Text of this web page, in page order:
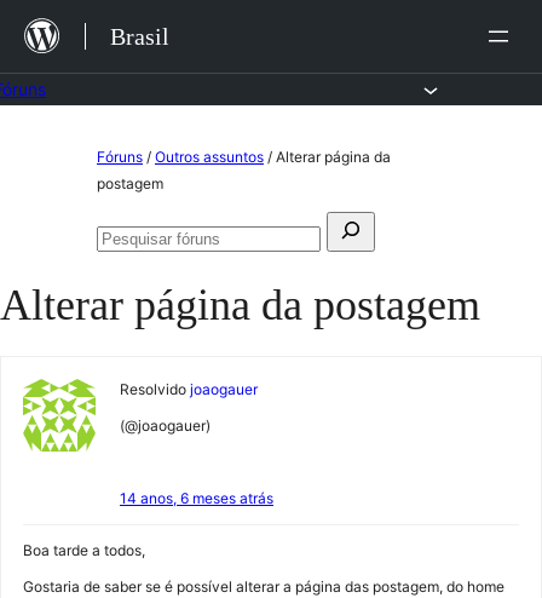
para
o
Brasil
Fóruns / Outros assuntos / Alterar página da
postagem
Pesquisar
Pesquisar
Alterar página da postagem
Resolvido joaogauer
(@joaogauer)
14 anos, 6 meses atrás
Boa tarde a todos,
Gostaria de saber se é possível alterar a página das postagem, do home